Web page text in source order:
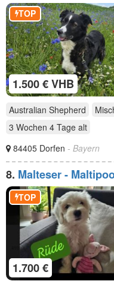
1.500 € VHB
TOP
Australian Shepherd
3 Wochen 4 Tage alt
84405 Dorfen - Bayern
8. Malteser -
1.700 €
TOP